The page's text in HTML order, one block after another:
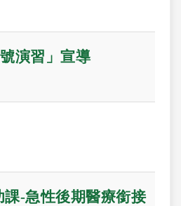
演習」宣導
課-急性後期醫療銜接